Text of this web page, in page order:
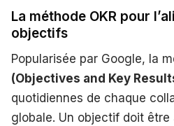
La méthode OKR pour
objectifs
Popularisée par Google, la
(Objectives and Key
quotidiennes de chaque
globale. Un objectif doit